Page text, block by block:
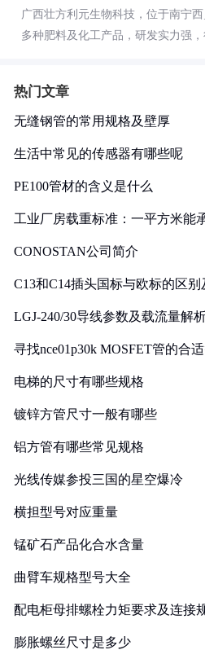
广西壮方利元生物科技，位于南宁
多种肥料及化工产品，研发实力强
热门文章
无缝钢管的常用规格及壁厚
生活中常见的传感器有哪些呢
PE100管材的含义是什么
工业厂房载重标准：一平方米能
CONOSTAN公司简介
C13和C14插头国标与欧标的区
LGJ-240/30导线参数及载流量解
寻找nce01p30k MOSFET管的合
电梯的尺寸有哪些规格
镀锌方管尺寸一般有哪些
铝方管有哪些常见规格
光线传媒参投三国的星空爆冷
横担型号对应重量
锰矿石产品化合水含量
曲臂车规格型号大全
配电柜母排螺栓力矩要求及连接
膨胀螺丝尺寸是多少